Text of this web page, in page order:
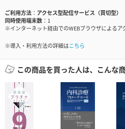
ご利用方法
アクセス型配信サービス（買切型）
同時使用端末数
1
※インターネット経由でのWEBブラウザによるア
※導入・利用方法の詳細はこちら
この商品を買った人は、こんな